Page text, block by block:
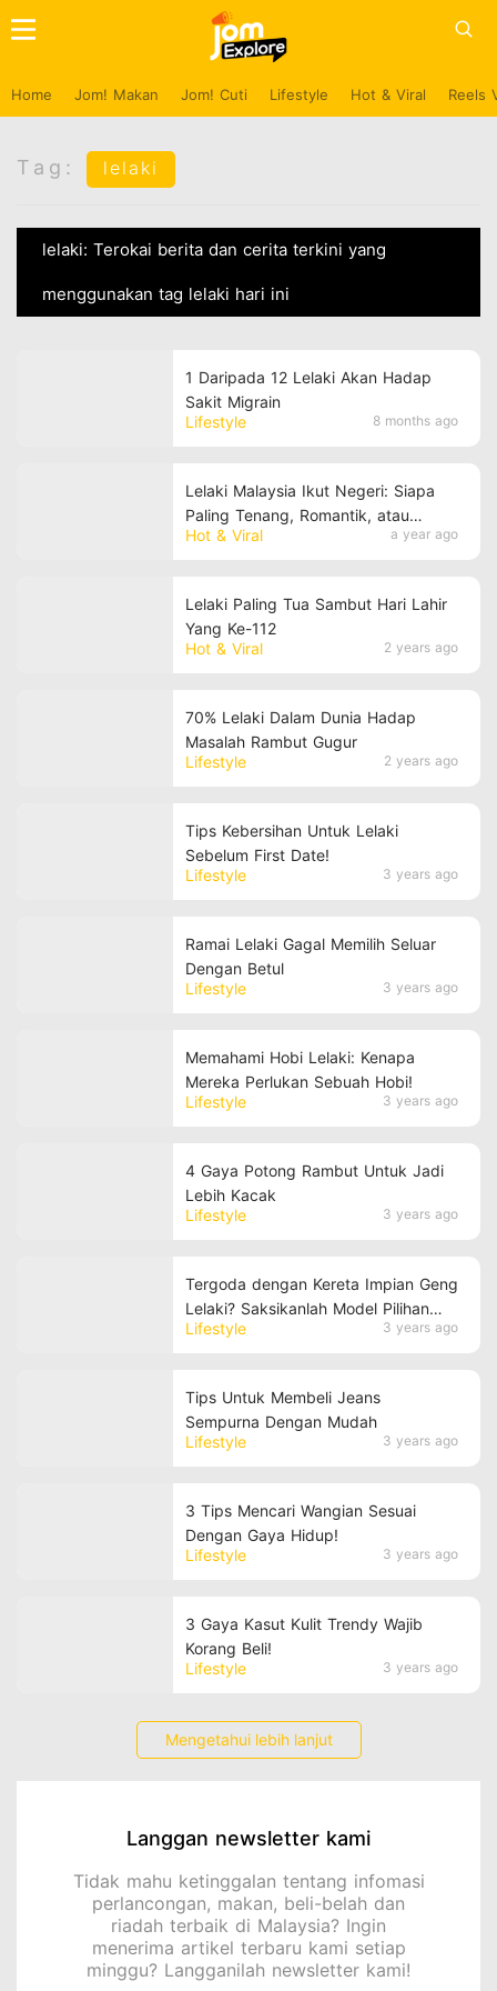
Home Jom! Makan Jom! Cuti Lifestyle Hot & Viral Reels
Tag: lelaki
lelaki: Terokai berita dan cerita terkini yang
menggunakan tag lelaki hari ini
Lifestyle 8 months ago
1 Daripada 12 Lelaki Akan Hadap
Sakit Migrain
Hot & Viral a year ago
Lelaki Malaysia Ikut Negeri: Siapa
Paling Tenang, Romantik, atau
Bergaya?
Hot & Viral 2 years ago
Lelaki Paling Tua Sambut Hari Lahir
Yang Ke-112
Lifestyle 2 years ago
70% Lelaki Dalam Dunia Hadap
Masalah Rambut Gugur
Lifestyle 3 years ago
Tips Kebersihan Untuk Lelaki
Sebelum First Date!
Lifestyle 3 years ago
Ramai Lelaki Gagal Memilih Seluar
Dengan Betul
Lifestyle 3 years ago
Memahami Hobi Lelaki: Kenapa
Mereka Perlukan Sebuah Hobi!
Lifestyle 3 years ago
4 Gaya Potong Rambut Untuk Jadi
Lebih Kacak
Lifestyle 3 years ago
Tergoda dengan Kereta Impian Geng
Lelaki? Saksikanlah Model Pilihan
yang Mengasyikkan!
Lifestyle 3 years ago
Tips Untuk Membeli Jeans
Sempurna Dengan Mudah
Lifestyle 3 years ago
3 Tips Mencari Wangian Sesuai
Dengan Gaya Hidup!
Lifestyle 3 years ago
3 Gaya Kasut Kulit Trendy Wajib
Korang Beli!
Mengetahui lebih lanjut
Langgan newsletter kami
Tidak mahu ketinggalan tentang infomasi
perlancongan, makan, beli-belah dan
riadah terbaik di Malaysia? Ingin
menerima artikel terbaru kami setiap
minggu? Langganilah newsletter kami!